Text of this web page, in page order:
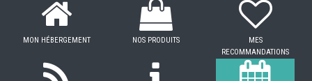
MON HÉBERGEMENT NOS PRODUITS
MES
RECOMMANDATIONS